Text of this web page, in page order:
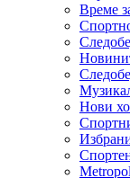
Време
Нови